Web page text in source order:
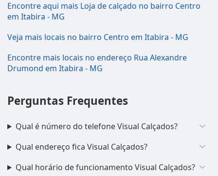
Encontre aqui mais Loja de calçado no bairro Centro
em Itabira - MG
Veja mais locais no bairro Centro em Itabira - MG
Encontre mais locais no endereço Rua Alexandre
Drumond em Itabira - MG
Perguntas Frequentes
Qual é número do telefone Visual Calçados?
Qual endereço fica Visual Calçados?
Qual horário de funcionamento Visual Calçados?